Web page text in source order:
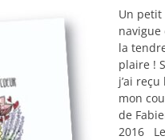
Un
la
plaire !
j’ai
mon
de
2016